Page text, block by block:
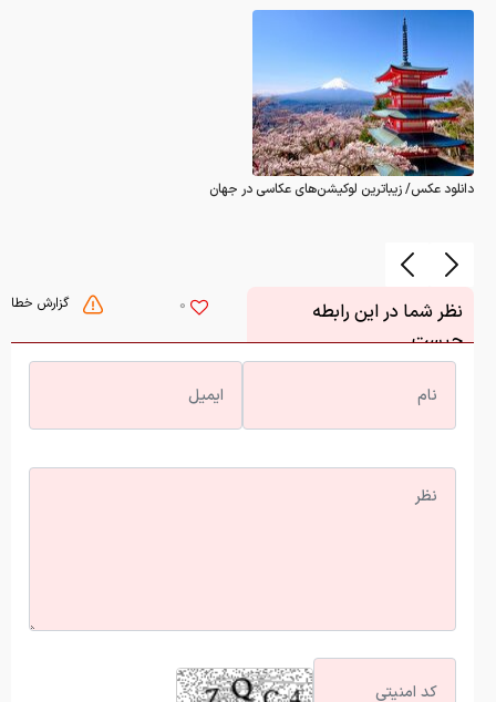
دانلود عکس/ زیباترین لوکیشن‌های عکاسی در جهان
گزارش خطا 0
نظر شما در این رابطه
چیست